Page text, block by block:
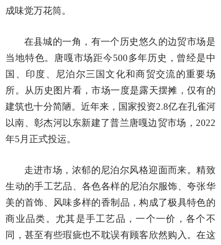
成味觉万花筒。
在县城的一角，有一个历史悠久的边贸市场是
当地特色。唐嘎市场距今500多年历史，曾经是中
国、印度、尼泊尔三国文化和商贸交流的重要场
所。从历史图片看，市场一度是露天摆摊，仅有的
建筑也十分简陋。近年来，国家投资2.8亿在孔雀河
以南、彰杰河以东新建了普兰唐嘎边贸市场，2022
年5月正式投运。
走进市场，浓郁的尼泊尔风格迎面而来。精致
生动的手工艺品、各色各样的尼泊尔服饰、夸张华
美的首饰、风味多样的香制品，构成了极具特色的
商业品类。尤其是手工艺品，一个一价，各个不
同，甚至有些瑕疵也不耽误有顾客欣然购入。在这